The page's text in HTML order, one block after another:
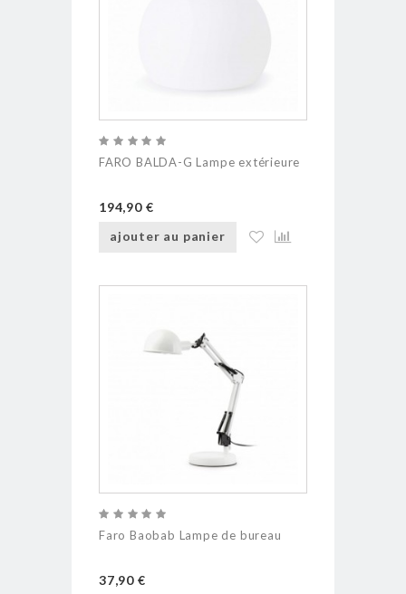
FARO BALDA-G Lampe extérieure
194,90 €
ajouter au panier
Faro Baobab Lampe de bureau
37,90 €